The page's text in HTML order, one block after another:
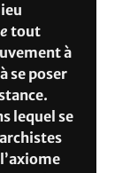
tout
à
se poser
lequel se